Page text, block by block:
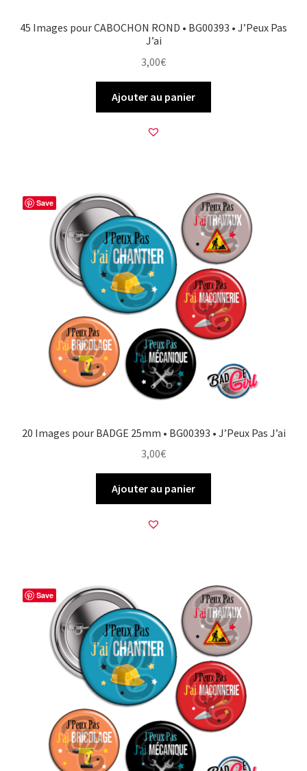
45 Images pour CABOCHON ROND • BG00393 • J’Peux Pas
J’ai
3,00€
Ajouter au panier
Save
20 Images pour BADGE 25mm • BG00393 • J’Peux Pas J’ai
3,00€
Ajouter au panier
Save